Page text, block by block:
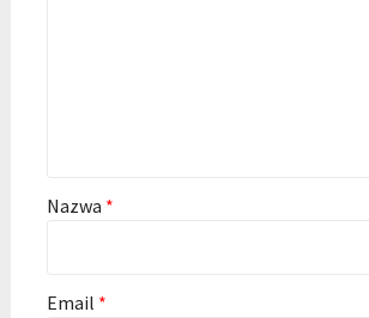
Nazwa *
Email *